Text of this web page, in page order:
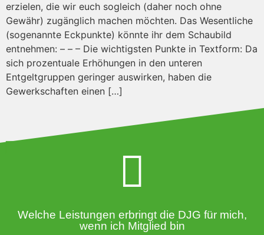
erzielen, die wir euch sogleich (daher noch ohne
Gewähr) zugänglich machen möchten. Das Wesentliche
(sogenannte Eckpunkte) könnte ihr dem Schaubild
entnehmen: – – – Die wichtigsten Punkte in Textform: Da
sich prozentuale Erhöhungen in den unteren
Entgeltgruppen geringer auswirken, haben die
Gewerkschaften einen […]
Welche Leistungen erbringt die DJG für mich,
wenn ich Mitglied bin